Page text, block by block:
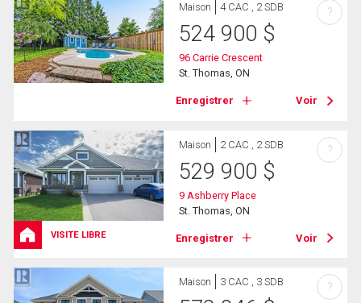
Maison 4 CAC , 2 SDB
524 900 $
96 Carrie Crescent
St. Thomas, ON
Enregistrer Voir
?
VISITE LIBRE
Maison 2 CAC , 2 SDB
529 900 $
9 Ashberry Place
St. Thomas, ON
Enregistrer Voir
?
Maison 3 CAC , 3 SDB ?